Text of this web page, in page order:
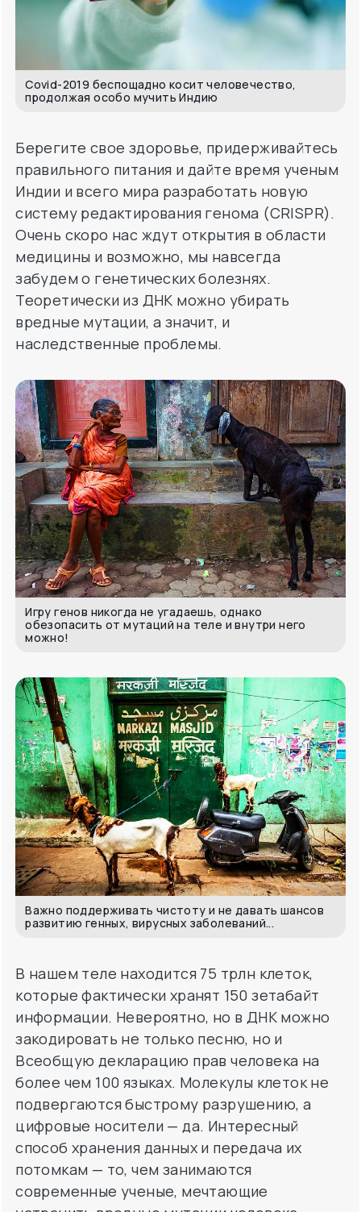
Для пользователя
Covid-2019 беспощадно косит человечество,
продолжая особо мучить Индию
Берегите свое здоровье, придерживайтесь
правильного питания и дайте время ученым
систему редактирования генома (CRISPR).
Очень скоро нас ждут открытия в области
медицины и возможно, мы навсегда
забудем о генетических болезнях.
Теоретически из ДНК можно убирать
вредные мутации, а значит, и
наследственные проблемы.
Игру генов никогда не угадаешь, однако
обезопасить от мутаций на теле и внутри него
можно!
Важно поддерживать чистоту и не давать шансов
развитию генных, вирусных заболеваний...
В нашем теле находится 75 трлн клеток,
которые фактически хранят 150 зетабайт
закодировать не только песню, но и
Всеобщую декларацию прав человека на
более чем 100 языках. Молекулы клеток не
подвергаются быстрому разрушению, а
цифровые носители — да. Интересный
способ хранения данных и передача их
потомкам — то, чем занимаются
современные ученые, мечтающие
устранить вредные мутации человека
навсегда.